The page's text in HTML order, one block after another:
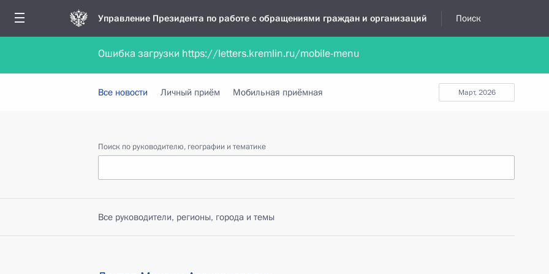
Управление Президента по работе с обращениями граждан и организаций Поиск
Обратиться в форме электронного документа Обратиться в устной форме
март, 2026
Все новости Личный приём Мобильная приёмная
Поиск по руководителю, географии и тематике
Все руководители, регионы, города и темы
Ошибка загрузки https://letters.kremlin.ru/mobile-menu